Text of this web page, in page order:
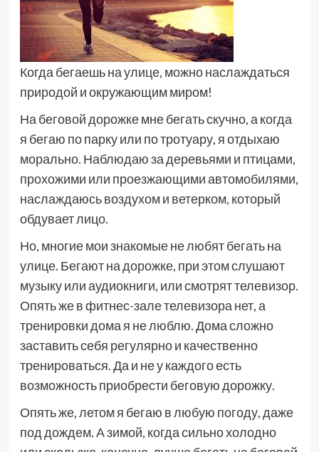
Когда бегаешь на улице, можно наслаждаться
природой и окружающим миром!
На беговой дорожке мне бегать скучно, а когда
я бегаю по парку или по тротуару, я отдыхаю
морально. Наблюдаю за деревьями и птицами,
прохожими или проезжающими автомобилями,
наслаждаюсь воздухом и ветерком, который
обдувает лицо.
Но, многие мои знакомые не любят бегать на
улице. Бегают на дорожке, при этом слушают
музыку или аудиокниги, или смотрят телевизор.
Опять же в фитнес-зале телевизора нет, а
тренировки дома я не люблю. Дома сложно
заставить себя регулярно и качественно
тренироваться. Да и не у каждого есть
возможность приобрести беговую дорожку.
Опять же, летом я бегаю в любую погоду, даже
под дождем. А зимой, когда сильно холодно